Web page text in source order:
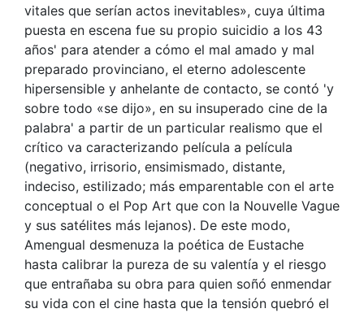
vitales que serían actos inevitables», cuya última
puesta en escena fue su propio suicidio a los 43
años' para atender a cómo el mal amado y mal
preparado provinciano, el eterno adolescente
hipersensible y anhelante de contacto, se contó 'y
sobre todo «se dijo», en su insuperado cine de la
palabra' a partir de un particular realismo que el
crítico va caracterizando película a película
(negativo, irrisorio, ensimismado, distante,
indeciso, estilizado; más emparentable con el arte
conceptual o el Pop Art que con la Nouvelle Vague
y sus satélites más lejanos). De este modo,
Amengual desmenuza la poética de Eustache
hasta calibrar la pureza de su valentía y el riesgo
que entrañaba su obra para quien soñó enmendar
su vida con el cine hasta que la tensión quebró el